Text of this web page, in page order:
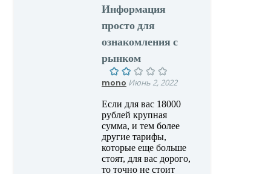
Информация
просто для
ознакомления с
рынком
mono Июнь 2, 2022
Если для вас 18000
рублей крупная
сумма, и тем более
другие тарифы,
которые еще больше
стоят, для вас дорого,
то точно не стоит